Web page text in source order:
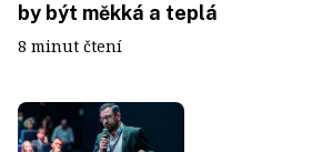
by být měkká a teplá
8 minut čtení